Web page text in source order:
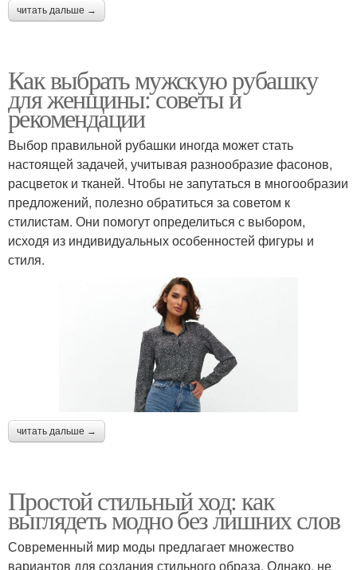
читать дальше →
Как выбрать мужскую рубашку
для женщины: советы и
рекомендации
Выбор правильной рубашки иногда может стать
настоящей задачей, учитывая разнообразие фасонов,
расцветок и тканей. Чтобы не запутаться в многообразии
предложений, полезно обратиться за советом к
стилистам. Они помогут определиться с выбором,
исходя из индивидуальных особенностей фигуры и
стиля.
читать дальше →
Простой стильный ход: как
выглядеть модно без лишних слов
Современный мир моды предлагает множество
вариантов для создания стильного образа. Однако, не